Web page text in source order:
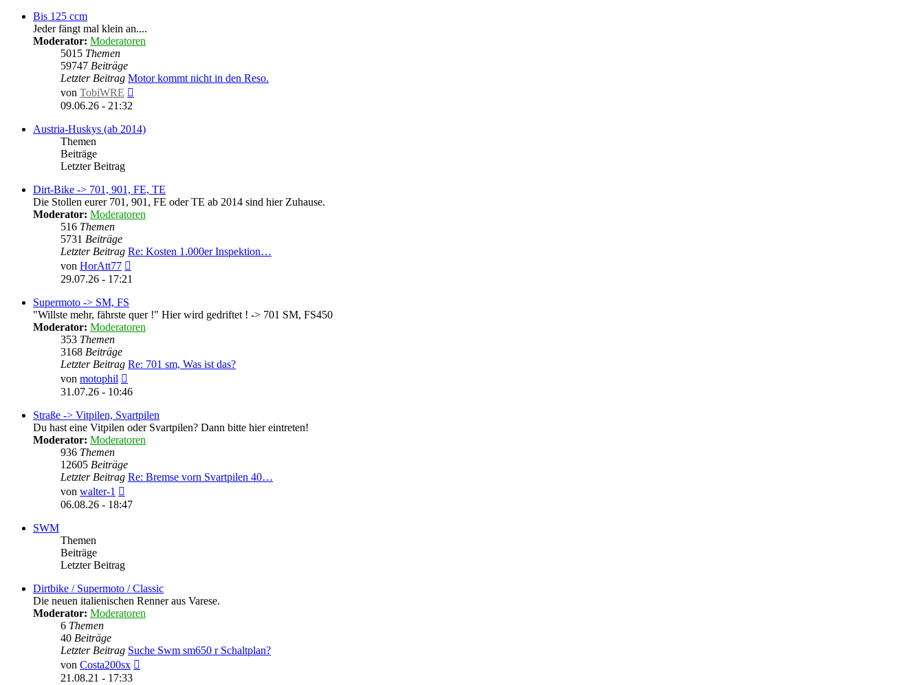
Bis 125 ccm
Jeder fängt mal klein an....
Moderator: Moderatoren
5015 Themen
59747 Beiträge
Letzter Beitrag Motor kommt nicht in den Reso.
von TobiWRE
09.06.26 - 21:32
Austria-Huskys (ab 2014)
Themen
Beiträge
Letzter Beitrag
Dirt-Bike -> 701, 901, FE, TE
Die Stollen eurer 701, 901, FE oder TE ab 2014 sind hier Zuhause.
Moderator: Moderatoren
516 Themen
5731 Beiträge
Letzter Beitrag Re: Kosten 1.000er Inspektion…
von HorAtt77
29.07.26 - 17:21
Supermoto -> SM, FS
"Willste mehr, fährste quer !" Hier wird gedriftet ! -> 701 SM, FS450
Moderator: Moderatoren
353 Themen
3168 Beiträge
Letzter Beitrag Re: 701 sm, Was ist das?
von motophil
Beitrag
31.07.26 - 10:46
Straße -> Vitpilen, Svartpilen
Du hast eine Vitpilen oder Svartpilen? Dann bitte hier eintreten!
Moderator: Moderatoren
936 Themen
12605 Beiträge
Letzter Beitrag Re: Bremse vorn Svartpilen 40…
von walter-1
Beitrag
06.08.26 - 18:47
SWM
Themen
Beiträge
Letzter Beitrag
Dirtbike / Supermoto / Classic
Die neuen italienischen Renner aus Varese.
Moderator: Moderatoren
6 Themen
40 Beiträge
Letzter Beitrag Suche Swm sm650 r Schaltplan?
von Costa200sx
21.08.21 - 17:33